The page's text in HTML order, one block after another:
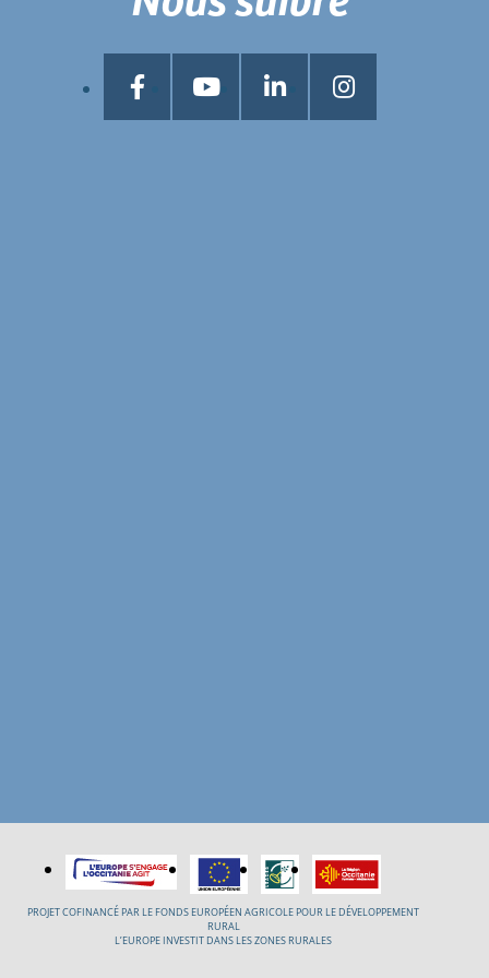
PROJET COFINANCÉ PAR LE FONDS EUROPÉEN AGRICOLE POUR LE DÉVELOPPEMENT
RURAL
L’EUROPE INVESTIT DANS LES ZONES RURALES